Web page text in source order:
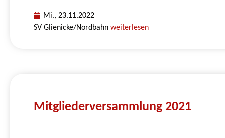
Mi., 23.11.2022
SV Glienicke/Nordbahnweiterlesen
Mitgliederversammlung 2021